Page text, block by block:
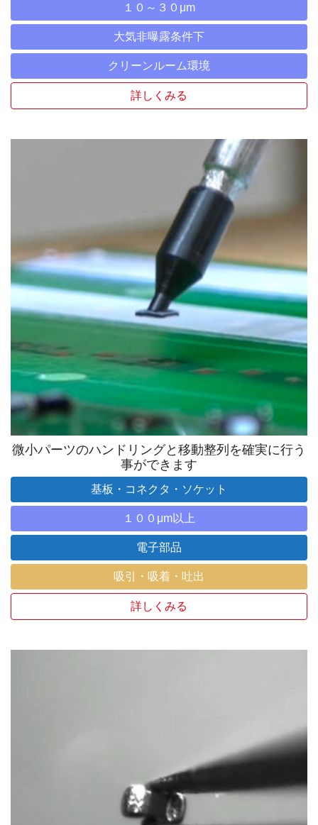
１０～３０μm
大気非曝露条件下
クリーンルーム環境
詳しくみる
微小パーツのハンドリングと移動整列を確実に行う
事ができます
基板・コネクタ・ソケット
１００μm以上
電子部品
吸引・吸着・吐出
詳しくみる